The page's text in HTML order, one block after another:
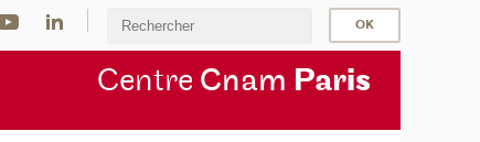
Centre Cnam Paris